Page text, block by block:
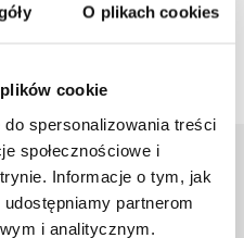
O plikach cookies
cookie
spersonalizowania treści
społecznościowe i
Informacje o tym, jak
partnerom
i analitycznym.
16C